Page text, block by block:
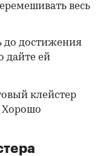
весь
до достижения
дайте ей
клейстер
Хорошо